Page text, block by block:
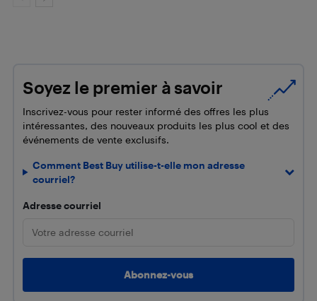
Soyez le premier à savoir
Inscrivez-vous pour rester informé des offres les plus
intéressantes, des nouveaux produits les plus cool et des
événements de vente exclusifs.
Comment Best Buy utilise-t-elle mon adresse
courriel?
Adresse courriel